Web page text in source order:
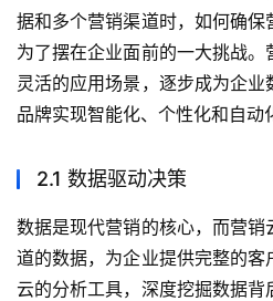
据和多个营销渠道时，如何确
为了摆在企业面前的一大挑战
灵活的应用场景，逐步成为企
品牌实现智能化、个性化和自动
2.1 数据驱动决策
数据是现代营销的核心，而营
道的数据，为企业提供完整的
云的分析工具，深度挖掘数据